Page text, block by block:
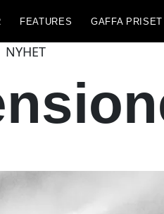
FEATURES GAFFA PRISET
NYHET